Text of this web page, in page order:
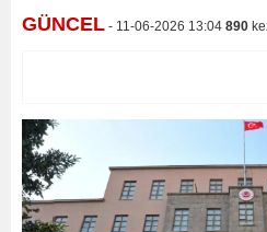
GÜNCEL - 11-06-2026 13:04 890